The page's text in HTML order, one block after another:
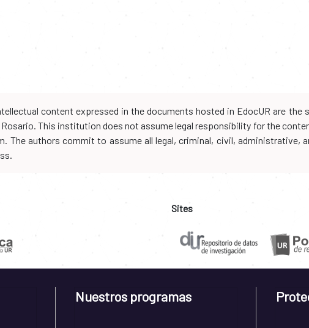
content expressed in the documents hosted in EdocUR are
This institution does not assume legal responsibility for the
The authors commit to assume all legal, criminal, civil,
Sites
Nuestros programas